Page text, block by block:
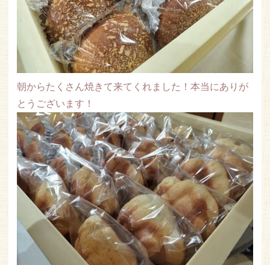
朝からたくさん焼きて来てくれました！本当にありが
とうございます！